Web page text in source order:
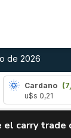
de 2026
Cardano (7,77%)
el carry